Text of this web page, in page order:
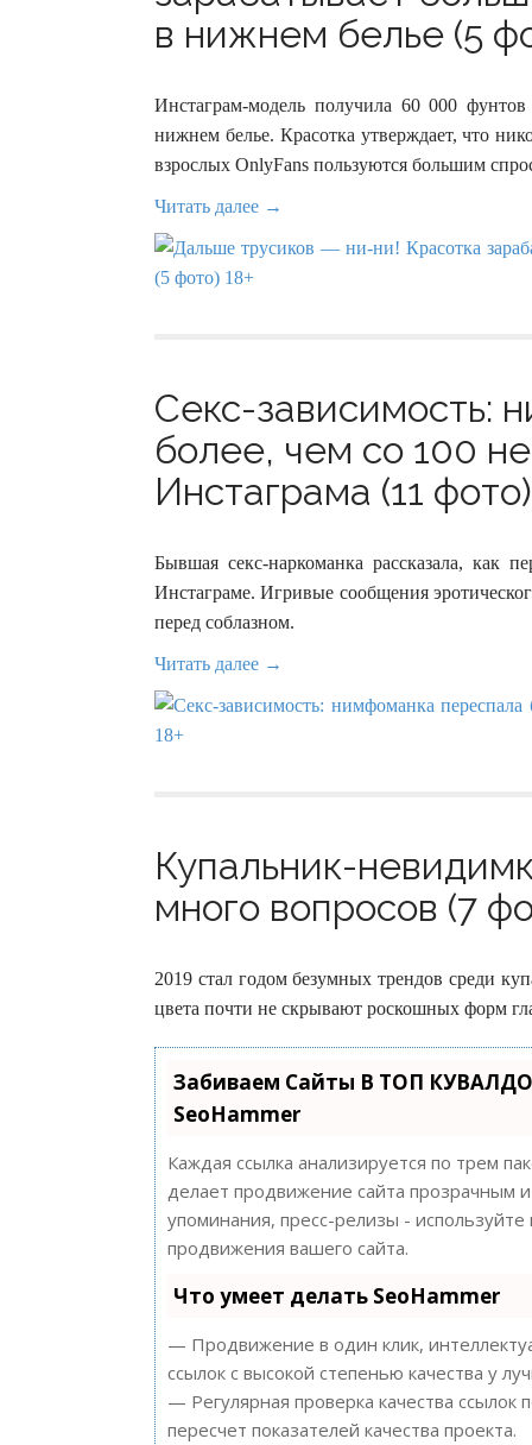
в нижнем белье (5
Инстаграм-модель получила 60 000
нижнем белье. Красотка утверждает, что
взрослых OnlyFans пользуются большим
Читать далее →
Секс-зависимость:
более, чем со 100
Инстаграма (11
Бывшая секс-наркоманка рассказала, как
Инстаграме. Игривые сообщения
перед соблазном.
Читать далее →
Купальник-
много вопросов (7
2019 стал годом безумных трендов среди
цвета почти не скрывают роскошных форм
Забиваем Сайты В ТОП
SeoHammer
Каждая ссылка анализируется по трем
делает продвижение сайта прозрачным
упоминания, пресс-релизы -
продвижения вашего сайта.
Что умеет делать SeoHammer
— Продвижение в один клик,
ссылок с высокой степенью качества у
— Регулярная проверка качества
пересчет показателей качества проекта.